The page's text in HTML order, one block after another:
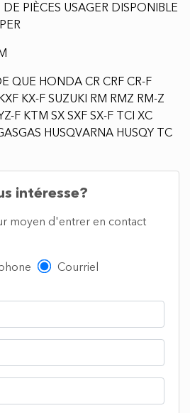
DE PIÈCES USAGER DISPONIBLE
QUE HONDA CR CRF CR-F
KX-F SUZUKI RM RMZ RM-Z
F KTM SX SXF SX-F TCI XC
HUSQVARNA HUSQY TC
intéresse?
moyen d'entrer en contact
Courriel